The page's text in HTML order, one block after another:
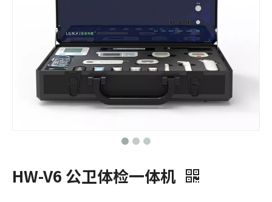
HW-V6 公卫体检一体机